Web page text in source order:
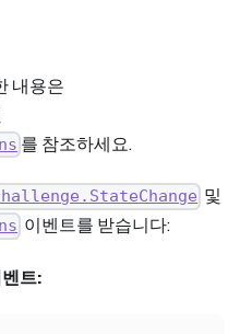
내용은
를 참조하세요.
및
이벤트를 받습니다:
트: